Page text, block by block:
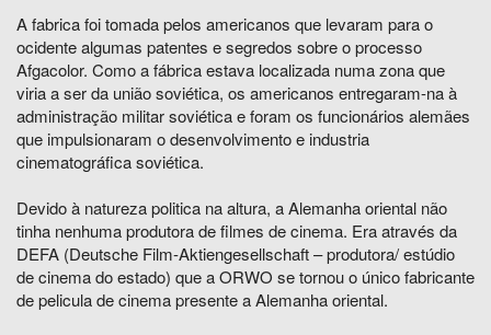
A fabrica foi tomada pelos americanos que levaram para o
ocidente algumas patentes e segredos sobre o processo
Afgacolor. Como a fábrica estava localizada numa zona que
viria a ser da união soviética, os americanos entregaram-na à
administração militar soviética e foram os funcionários alemães
que impulsionaram o desenvolvimento e industria
cinematográfica soviética.
Devido à natureza politica na altura, a Alemanha oriental não
tinha nenhuma produtora de filmes de cinema. Era através da
DEFA (Deutsche Film-Aktiengesellschaft – produtora/ estúdio
de cinema do estado) que a ORWO se tornou o único fabricante
de pelicula de cinema presente a Alemanha oriental.